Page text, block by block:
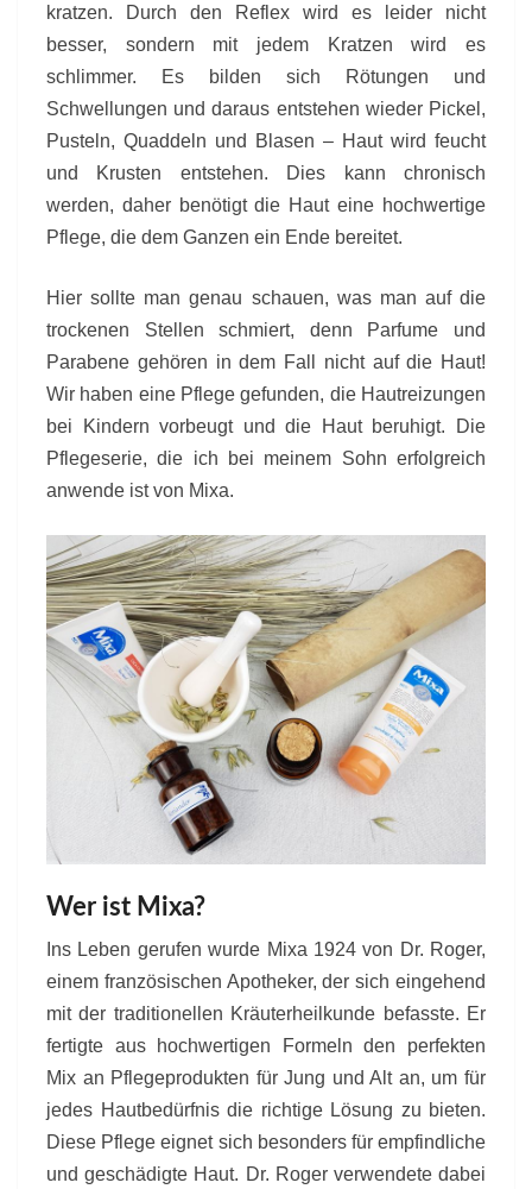
kratzen. Durch den Reflex wird es leider nicht
besser, sondern mit jedem Kratzen wird es
schlimmer. Es bilden sich Rötungen und
Schwellungen und daraus entstehen wieder Pickel,
Pusteln, Quaddeln und Blasen – Haut wird feucht
und Krusten entstehen. Dies kann chronisch
werden, daher benötigt die Haut eine hochwertige
Pflege, die dem Ganzen ein Ende bereitet.
Hier sollte man genau schauen, was man auf die
trockenen Stellen schmiert, denn Parfume und
Parabene gehören in dem Fall nicht auf die Haut!
Wir haben eine Pflege gefunden, die Hautreizungen
bei Kindern vorbeugt und die Haut beruhigt. Die
Pflegeserie, die ich bei meinem Sohn erfolgreich
anwende ist von Mixa.
Wer ist Mixa?
Ins Leben gerufen wurde Mixa 1924 von Dr. Roger,
einem französischen Apotheker, der sich eingehend
mit der traditionellen Kräuterheilkunde befasste. Er
fertigte aus hochwertigen Formeln den perfekten
Mix an Pflegeprodukten für Jung und Alt an, um für
jedes Hautbedürfnis die richtige Lösung zu bieten.
Diese Pflege eignet sich besonders für empfindliche
und geschädigte Haut. Dr. Roger verwendete dabei